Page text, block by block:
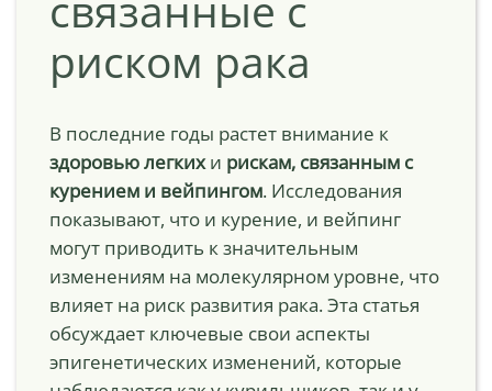
риском рака
В последние годы растет внимание к
здоровью легкихи рискам, связанным с
курением и вейпингом. Исследования
показывают, что и курение, и вейпинг
могут приводить к значительным
изменениям на молекулярном уровне, что
влияет на риск развития рака. Эта статья
обсуждает ключевые свои аспекты
эпигенетических изменений, которые